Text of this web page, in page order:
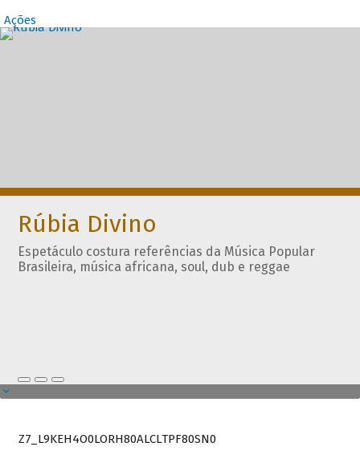
Ações
Destaques
Rúbia Divino
Espetáculo costura referências da Música Popular
Brasileira, música africana, soul, dub e reggae
Z7_L9KEH4O0LORH80ALCLTPF80SN0